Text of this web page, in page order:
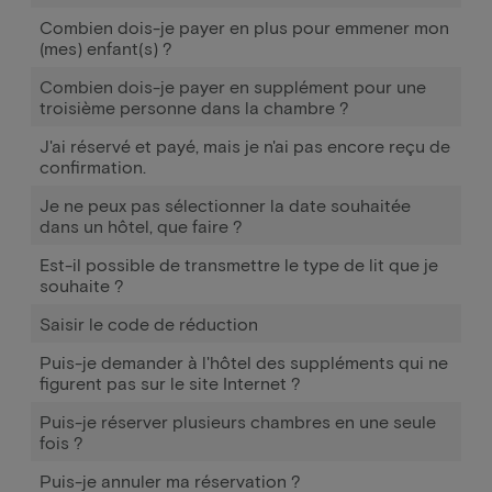
Combien dois-je payer en plus pour emmener mon
(mes) enfant(s) ?
Combien dois-je payer en supplément pour une
troisième personne dans la chambre ?
J'ai réservé et payé, mais je n'ai pas encore reçu de
confirmation.
Je ne peux pas sélectionner la date souhaitée
dans un hôtel, que faire ?
Est-il possible de transmettre le type de lit que je
souhaite ?
Saisir le code de réduction
Puis-je demander à l'hôtel des suppléments qui ne
figurent pas sur le site Internet ?
Puis-je réserver plusieurs chambres en une seule
fois ?
Puis-je annuler ma réservation ?